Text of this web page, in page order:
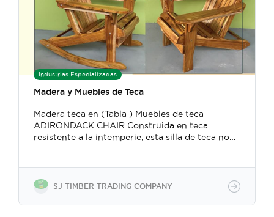
Industrias Especializadas
Madera y Muebles de Teca
Madera teca en (Tabla ) Muebles de teca
ADIRONDACK CHAIR Construida en teca
resistente a la intemperie, esta silla de teca no
cuenta con brazos anchos, un asiento curvo y
silla Adirondack sea un placer.
SJ TIMBER TRADING COMPANY